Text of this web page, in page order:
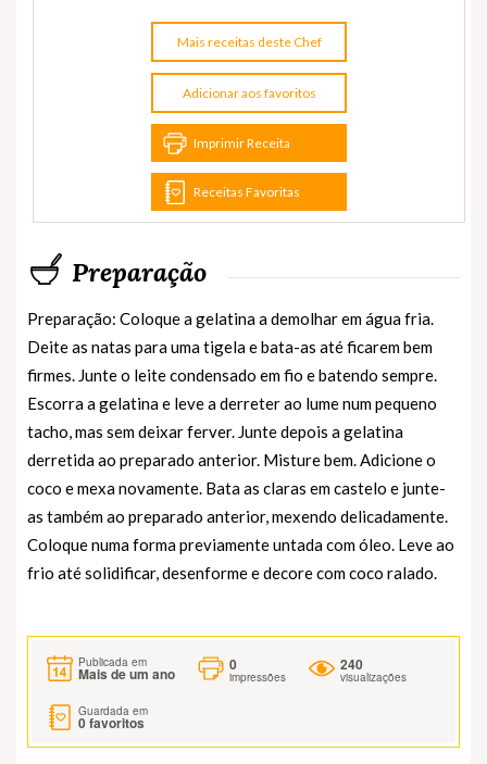
Mais receitas deste Chef
Adicionar aos favoritos
Imprimir Receita
Receitas Favoritas
Preparação
Preparação: Coloque a gelatina a demolhar em água fria.
Deite as natas para uma tigela e bata-as até ficarem bem
firmes. Junte o leite condensado em fio e batendo sempre.
Escorra a gelatina e leve a derreter ao lume num pequeno
tacho, mas sem deixar ferver. Junte depois a gelatina
derretida ao preparado anterior. Misture bem. Adicione o
coco e mexa novamente. Bata as claras em castelo e junte-
as também ao preparado anterior, mexendo delicadamente.
Coloque numa forma previamente untada com óleo. Leve ao
frio até solidificar, desenforme e decore com coco ralado.
Publicada em
Mais de um ano
0
impressões
240
visualizações
Guardada em
0favoritos